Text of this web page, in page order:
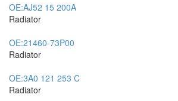
OE:AJ52 15 200A
Radiator
OE:21460-73P00
Radiator
OE:3A0 121 253 C
Radiator